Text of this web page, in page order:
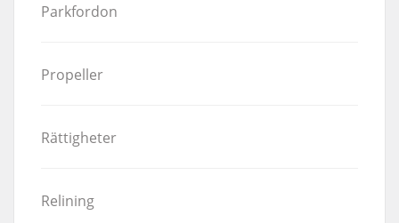
Parkfordon
Propeller
Rättigheter
Relining